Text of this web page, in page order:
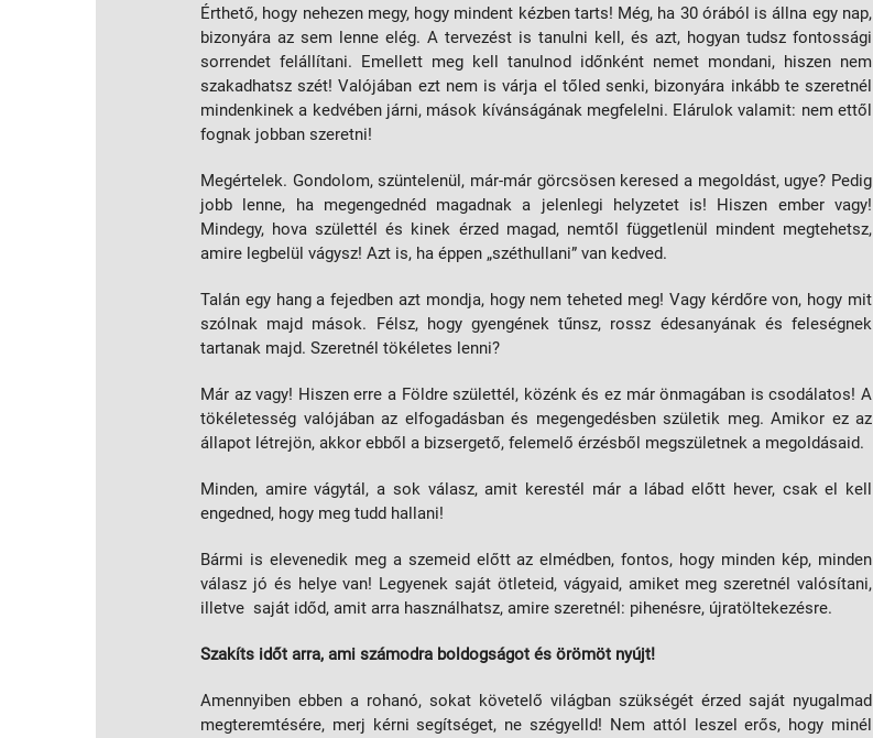
Érthető, hogy nehezen megy, hogy mindent kézben tarts! Még, ha 30 órából is állna egy nap,
bizonyára az sem lenne elég. A tervezést is tanulni kell, és azt, hogyan tudsz fontossági
sorrendet felállítani. Emellett meg kell tanulnod időnként nemet mondani, hiszen nem
szakadhatsz szét! Valójában ezt nem is várja el tőled senki, bizonyára inkább te szeretnél
mindenkinek a kedvében járni, mások kívánságának megfelelni. Elárulok valamit: nem ettől
fognak jobban szeretni!
Megértelek. Gondolom, szüntelenül, már-már görcsösen keresed a megoldást, ugye? Pedig
jobb lenne, ha megengednéd magadnak a jelenlegi helyzetet is! Hiszen ember vagy!
Mindegy, hova születtél és kinek érzed magad, nemtől függetlenül mindent megtehetsz,
amire legbelül vágysz! Azt is, ha éppen „széthullani” van kedved.
Talán egy hang a fejedben azt mondja, hogy nem teheted meg! Vagy kérdőre von, hogy mit
szólnak majd mások. Félsz, hogy gyengének tűnsz, rossz édesanyának és feleségnek
tartanak majd. Szeretnél tökéletes lenni?
Már az vagy! Hiszen erre a Földre születtél, közénk és ez már önmagában is csodálatos! A
tökéletesség valójában az elfogadásban és megengedésben születik meg. Amikor ez az
állapot létrejön, akkor ebből a bizsergető, felemelő érzésből megszületnek a megoldásaid.
Minden, amire vágytál, a sok válasz, amit kerestél már a lábad előtt hever, csak el kell
engedned, hogy meg tudd hallani!
Bármi is elevenedik meg a szemeid előtt az elmédben, fontos, hogy minden kép, minden
válasz jó és helye van! Legyenek saját ötleteid, vágyaid, amiket meg szeretnél valósítani,
illetve saját időd, amit arra használhatsz, amire szeretnél: pihenésre, újratöltekezésre.
Szakíts időt arra, ami számodra boldogságot és örömöt nyújt!
Amennyiben ebben a rohanó, sokat követelő világban szükségét érzed saját nyugalmad
megteremtésére, merj kérni segítséget, ne szégyelld! Nem attól leszel erős, hogy minél